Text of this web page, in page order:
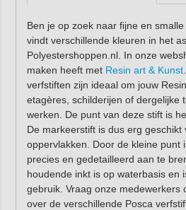
Ben je op zoek naar fijne en
vindt verschillende kleuren in het
Polyestershoppen.nl. In onze
maken heeft met Resin art & Kunst
verfstiften zijn ideaal om jouw
etagères, schilderijen of dergelijke
werken. De punt van deze stift is
De markeerstift is dus erg geschikt
oppervlakken. Door de kleine punt
precies en gedetailleerd aan te
houdende inkt is op waterbasis en
gebruik. Vraag onze medewerkers
over de verschillende Posca